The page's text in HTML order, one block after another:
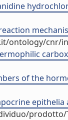
ontology/cnr/
of the
prodotto/